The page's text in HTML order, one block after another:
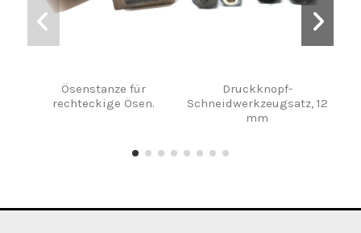
Ösenstanze für
rechteckige Ösen.
Druckknopf-
Schneidwerkzeugsatz, 12
mm